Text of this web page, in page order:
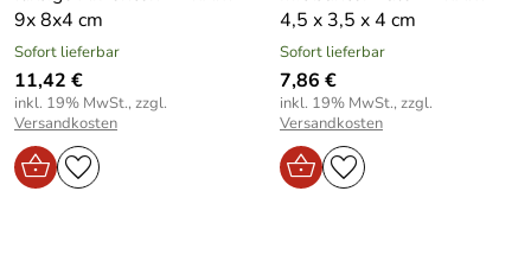
9x 8x4 cm
Sofort lieferbar
11,42 €
inkl. 19% MwSt., zzgl.
Versandkosten
4,5 x 3,5 x 4 cm
Sofort lieferbar
7,86 €
inkl. 19% MwSt., zzgl.
Versandkosten